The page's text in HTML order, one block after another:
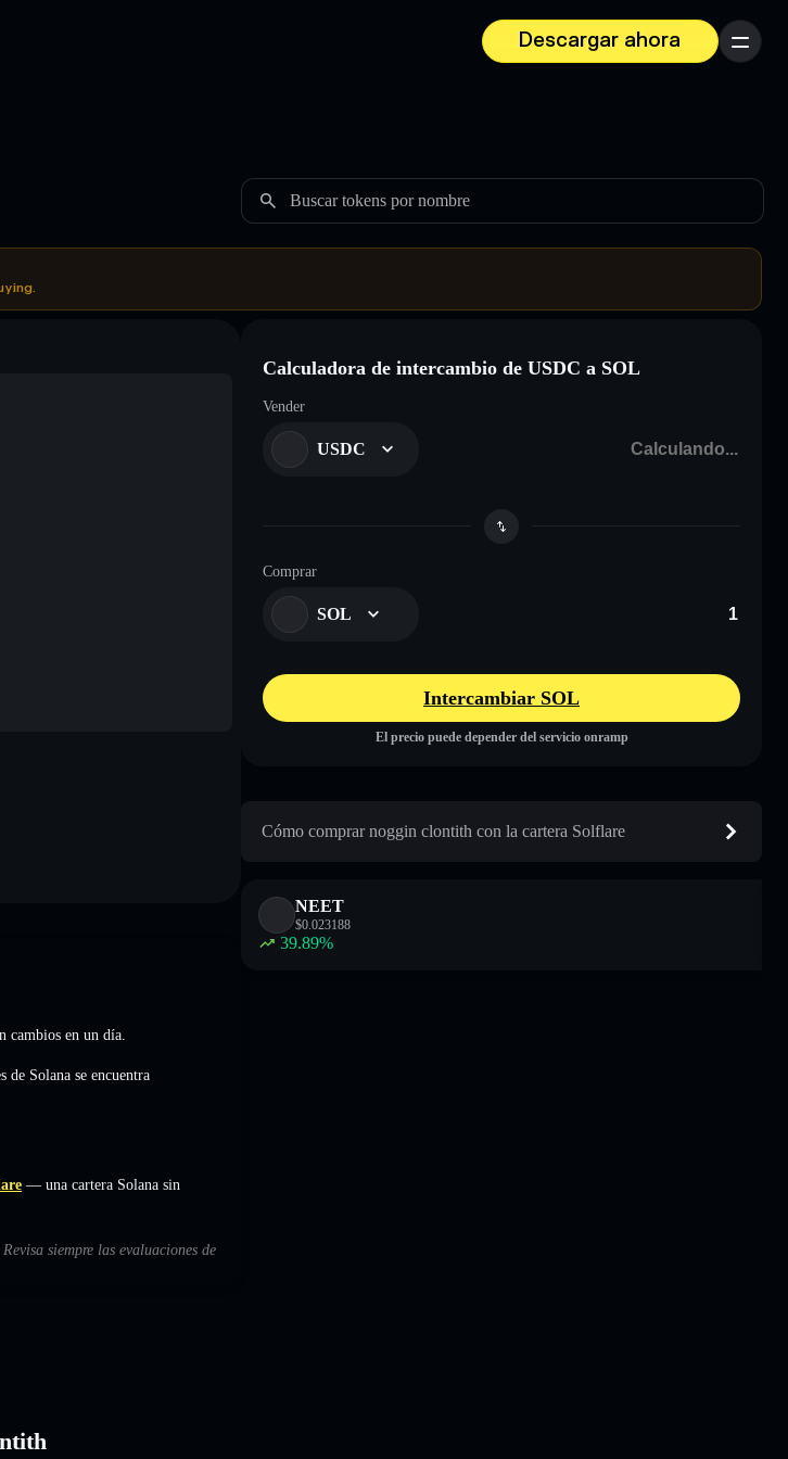
Descargar ahora
Menú
Buscar tokens por nombre
cambios en un día.
de Solana se encuentra
— una cartera Solana sin
siempre las evaluaciones de
Calculadora de intercambio de USDC a SOL
Vender
USDC
Comprar
SOL
Intercambiar SOL
El precio puede depender del servicio onramp
Cómo comprar noggin clontith con la cartera Solflare
NEET
$0.023188
39.89%